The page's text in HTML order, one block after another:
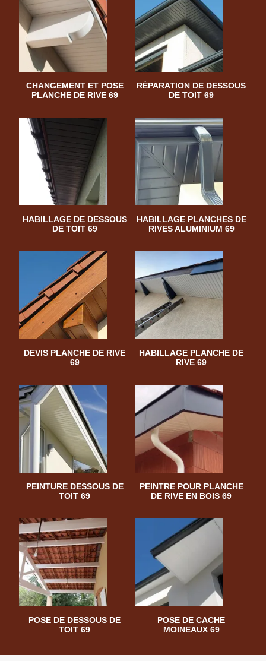
CHANGEMENT ET POSE
PLANCHE DE RIVE 69
RÉPARATION DE DESSOUS
DE TOIT 69
HABILLAGE DE DESSOUS
DE TOIT 69
HABILLAGE PLANCHES DE
RIVES ALUMINIUM 69
DEVIS PLANCHE DE RIVE
69
HABILLAGE PLANCHE DE
RIVE 69
PEINTURE DESSOUS DE
TOIT 69
PEINTRE POUR PLANCHE
DE RIVE EN BOIS 69
POSE DE DESSOUS DE
TOIT 69
POSE DE CACHE
MOINEAUX 69